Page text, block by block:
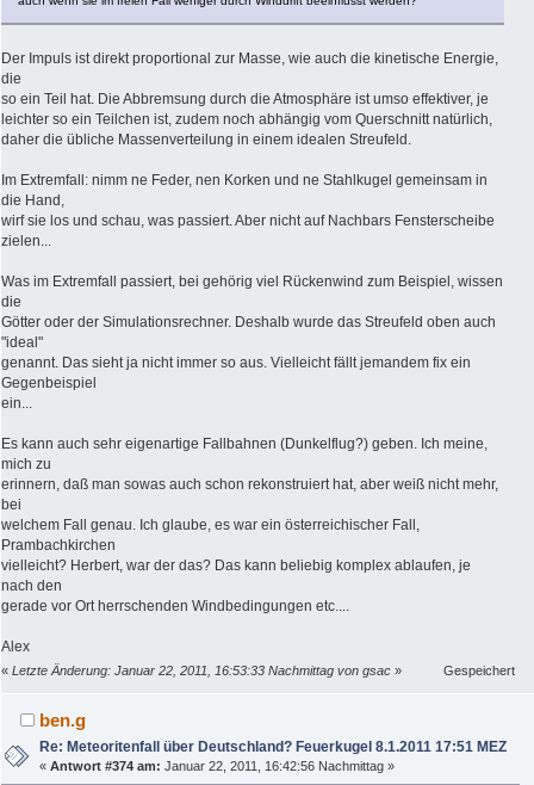
Der Impuls ist direkt proportional zur Masse, wie auch die kinetische Energie,
die
so ein Teil hat. Die Abbremsung durch die Atmosphäre ist umso effektiver, je
leichter so ein Teilchen ist, zudem noch abhängig vom Querschnitt natürlich,
daher die übliche Massenverteilung in einem idealen Streufeld.
Im Extremfall: nimm ne Feder, nen Korken und ne Stahlkugel gemeinsam in
die Hand,
wirf sie los und schau, was passiert. Aber nicht auf Nachbars Fensterscheibe
zielen...
Was im Extremfall passiert, bei gehörig viel Rückenwind zum Beispiel, wissen
die
Götter oder der Simulationsrechner. Deshalb wurde das Streufeld oben auch
"ideal"
genannt. Das sieht ja nicht immer so aus. Vielleicht fällt jemandem fix ein
Gegenbeispiel
ein...
Es kann auch sehr eigenartige Fallbahnen (Dunkelflug?) geben. Ich meine,
mich zu
erinnern, daß man sowas auch schon rekonstruiert hat, aber weiß nicht mehr,
bei
welchem Fall genau. Ich glaube, es war ein österreichischer Fall,
Prambachkirchen
vielleicht? Herbert, war der das? Das kann beliebig komplex ablaufen, je
nach den
gerade vor Ort herrschenden Windbedingungen etc....
Alex
« Letzte Änderung: Januar 22, 2011, 16:53:33 Nachmittag von gsac » Gespeichert
ben.g
Re: Meteoritenfall über Deutschland? Feuerkugel 8.1.2011 17:51 MEZ
«Antwort #374 am: Januar 22, 2011, 16:42:56 Nachmittag »